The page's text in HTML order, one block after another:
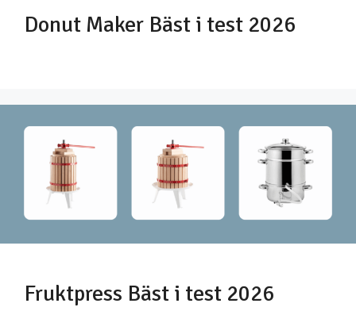
Donut Maker Bäst i test 2026
Fruktpress Bäst i test 2026